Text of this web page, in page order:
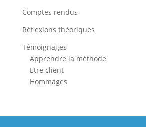
Comptes rendus
Réflexions théoriques
Témoignages
Apprendre la méthode
Etre client
Hommages